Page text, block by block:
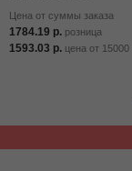
Цена от суммы заказа
1784.19 р. розница
1593.03 р. цена от 15000